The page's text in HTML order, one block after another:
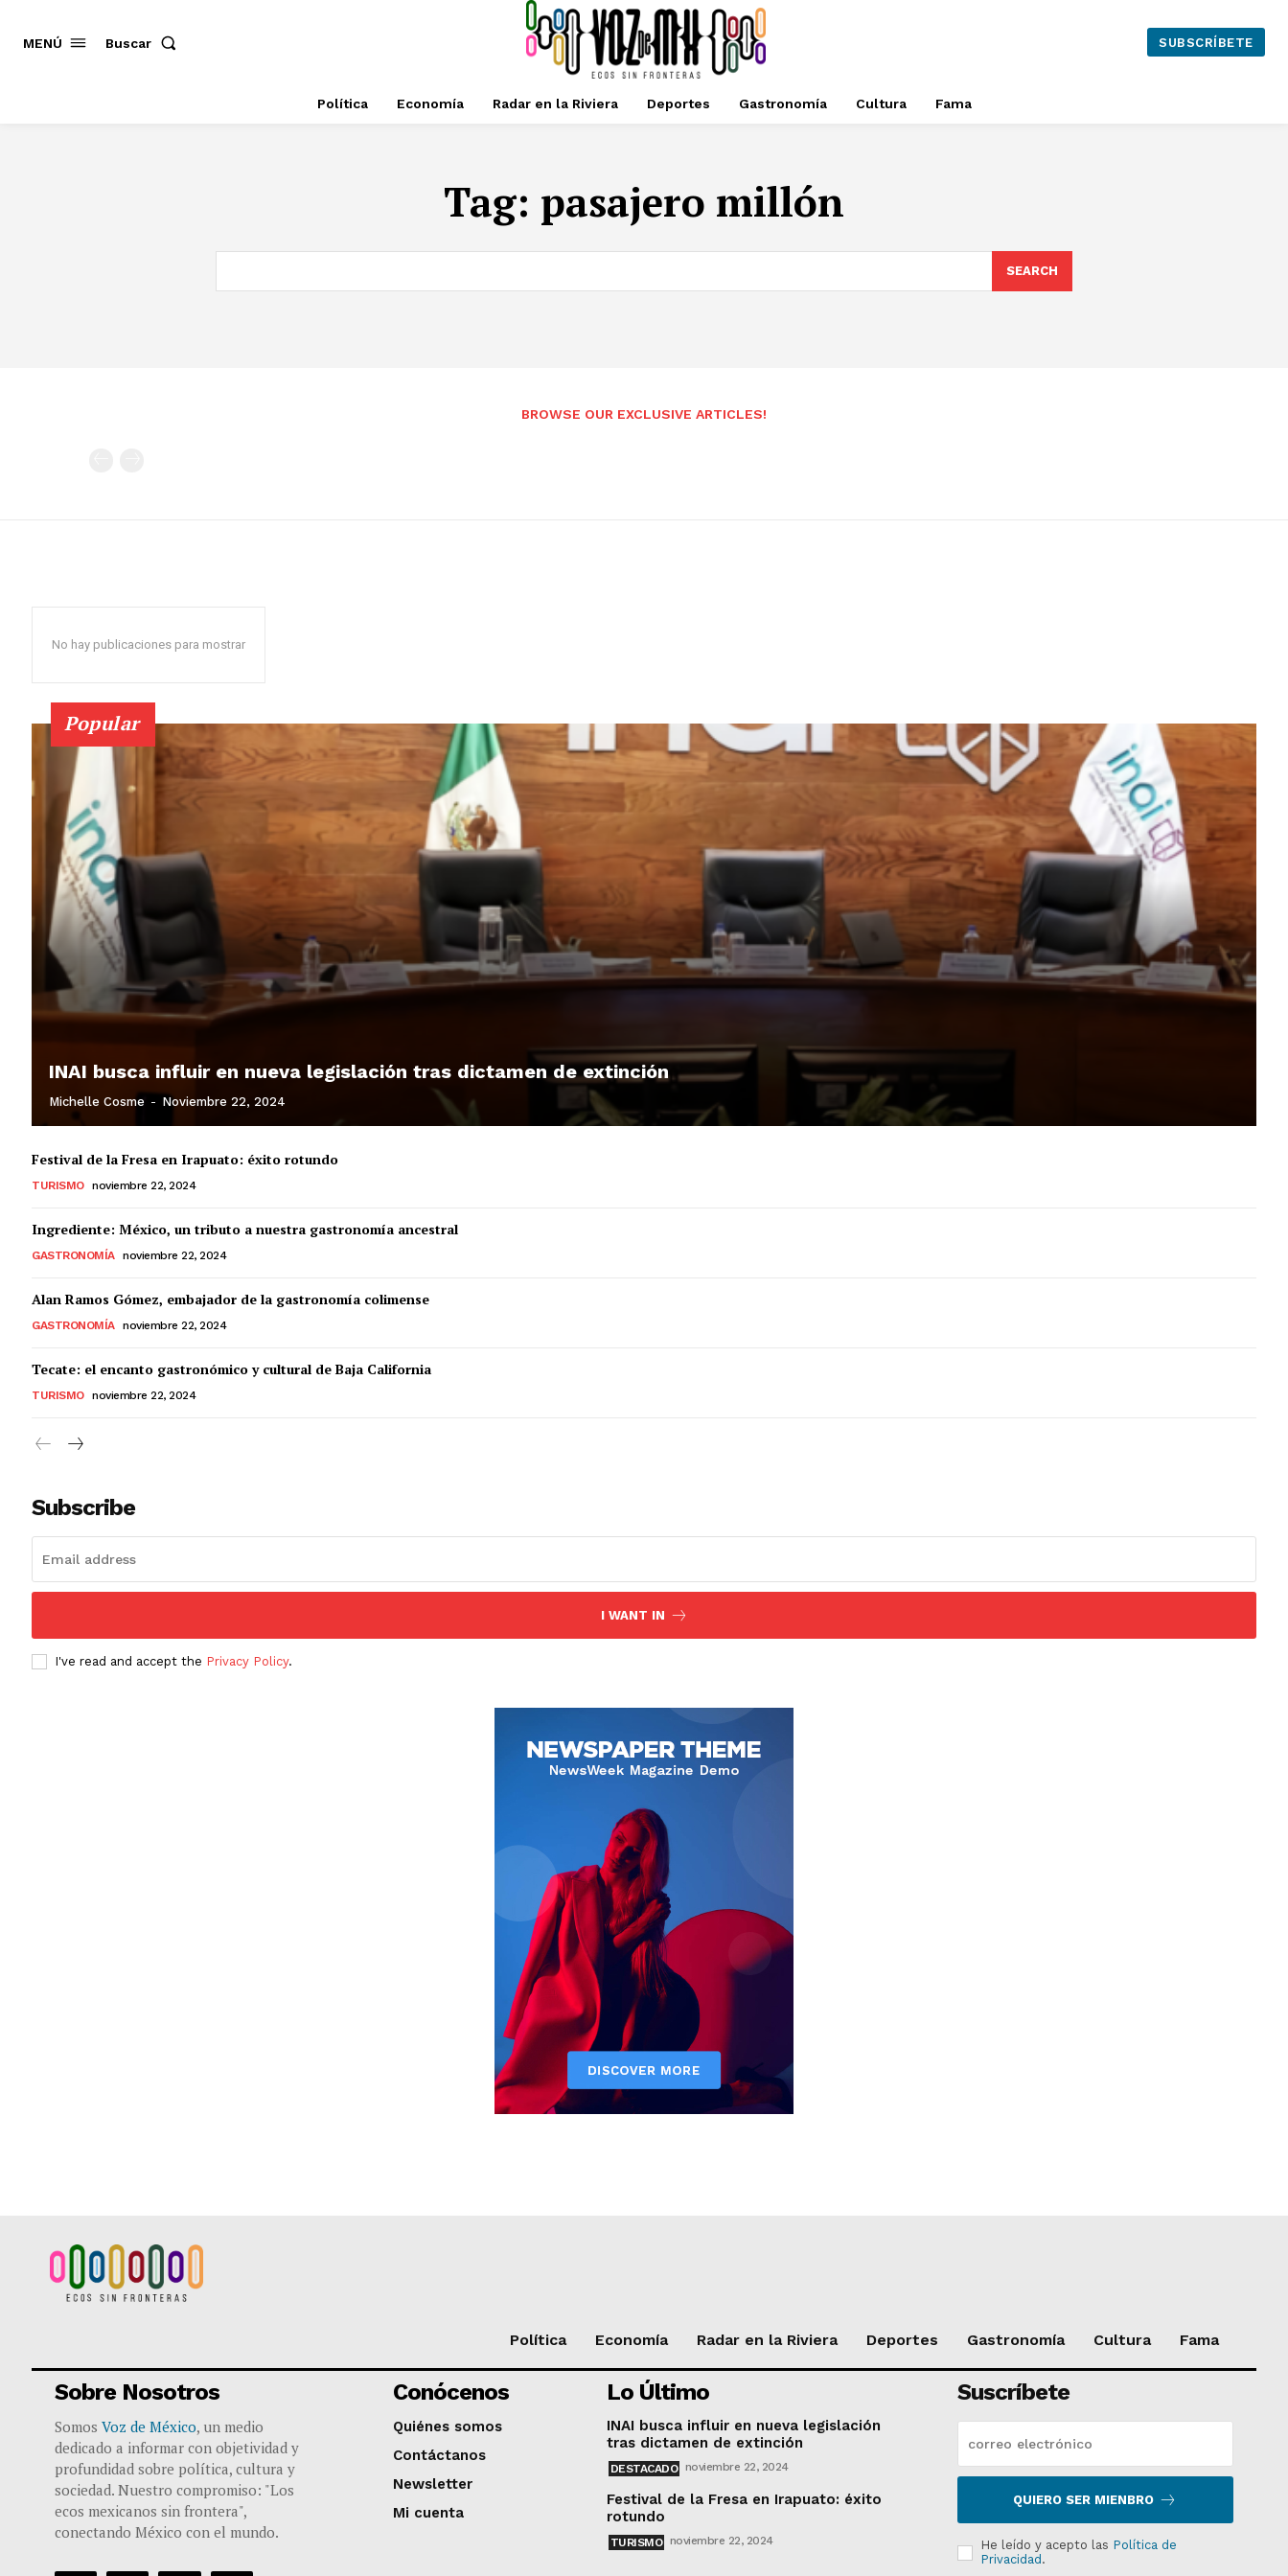
MENÚ Buscar SUBSCRÍBETE
Política Economía Radar en la Riviera Deportes Gastronomía Cultura Fama
Tag: pasajero millón
SEARCH
BROWSE OUR EXCLUSIVE ARTICLES!
No hay publicaciones para mostrar
Popular
INAI busca influir en nueva legislación tras dictamen de extinción
Michelle Cosme - Noviembre 22, 2024
Festival de la Fresa en Irapuato: éxito rotundo
TURISMO noviembre 22, 2024
Ingrediente: México, un tributo a nuestra gastronomía ancestral
GASTRONOMÍA noviembre 22, 2024
Alan Ramos Gómez, embajador de la gastronomía colimense
GASTRONOMÍA noviembre 22, 2024
Tecate: el encanto gastronómico y cultural de Baja California
TURISMO noviembre 22, 2024
Subscribe
I WANT IN
I've read and accept the Privacy Policy.
Política Economía Radar en la Riviera Deportes Gastronomía Cultura Fama
Sobre Nosotros
Somos Voz de México, un medio
dedicado a informar con objetividad y
profundidad sobre política, cultura y
sociedad. Nuestro compromiso: "Los
ecos mexicanos sin frontera",
conectando México con el mundo.
Conócenos
Quiénes somos
Contáctanos
Newsletter
Mi cuenta
Lo Último
INAI busca influir en nueva legislación
tras dictamen de extinción
DESTACADO noviembre 22, 2024
Festival de la Fresa en Irapuato: éxito
rotundo
TURISMO noviembre 22, 2024
Suscríbete
QUIERO SER MIENBRO
He leído y acepto las Política de
Privacidad .